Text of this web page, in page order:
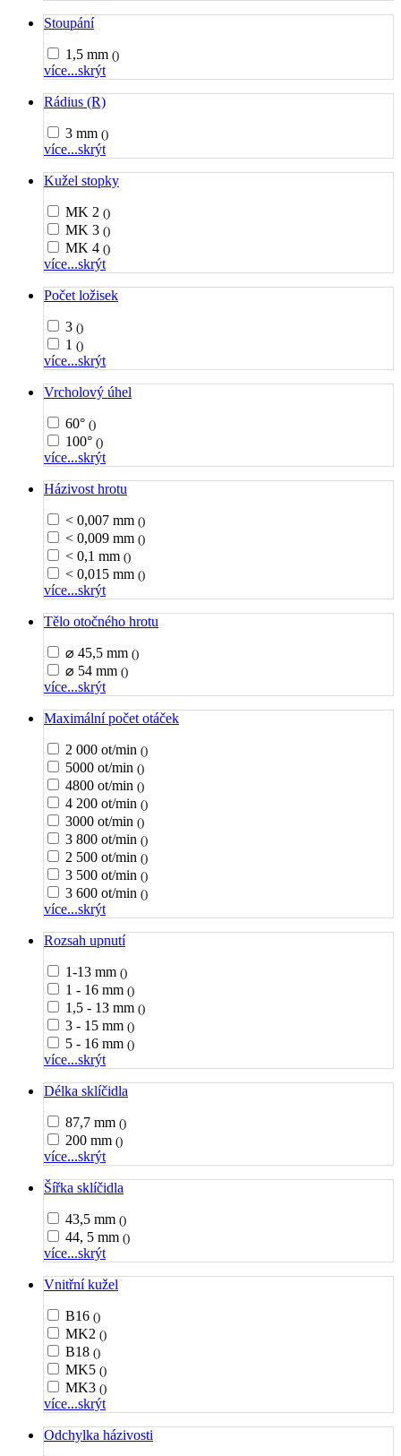
Stoupání
1,5 mm ()
více...skrýt
Rádius (R)
3 mm ()
více...skrýt
Kužel stopky
MK 2 ()
MK 3 ()
MK 4 ()
více...skrýt
Počet ložisek
3 ()
1 ()
více...skrýt
Vrcholový úhel
60° ()
100° ()
více...skrýt
Házivost hrotu
< 0,007 mm ()
< 0,009 mm ()
< 0,1 mm ()
< 0,015 mm ()
více...skrýt
Tělo otočného hrotu
⌀ 45,5 mm ()
⌀ 54 mm ()
více...skrýt
Maximální počet otáček
2 000 ot/min ()
5000 ot/min ()
4800 ot/min ()
4 200 ot/min ()
3000 ot/min ()
3 800 ot/min ()
2 500 ot/min ()
3 500 ot/min ()
3 600 ot/min ()
více...skrýt
Rozsah upnutí
1-13 mm ()
1 - 16 mm ()
1,5 - 13 mm ()
3 - 15 mm ()
5 - 16 mm ()
více...skrýt
Délka sklíčidla
87,7 mm ()
200 mm ()
více...skrýt
Šířka sklíčidla
43,5 mm ()
44, 5 mm ()
více...skrýt
Vnitřní kužel
B16 ()
MK2 ()
B18 ()
MK5 ()
MK3 ()
více...skrýt
Odchylka házivosti